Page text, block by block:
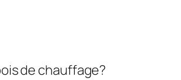
de chauffage?